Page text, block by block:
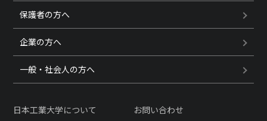
保護者の方へ
企業の方へ
一般・社会人の方へ
日本工業大学について
お問い合わせ